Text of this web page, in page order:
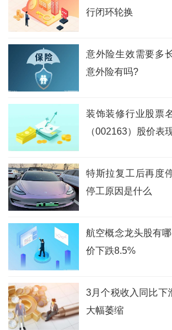
行闭环轮换
意外险生效需要多
意外险有吗?
装饰装修行业股票
（002163）股价表
特斯拉复工后再度
停工原因是什么
航空概念龙头股有
价下跌8.5%
3月个税收入同比下
大幅萎缩